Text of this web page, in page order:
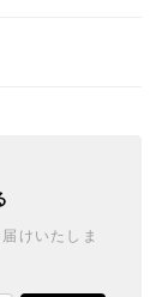
けいたしま